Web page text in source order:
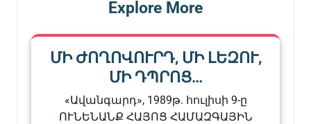
Explore More
ՄԻ ԺՈՂՈՎՈՒՐԴ, ՄԻ ԼԵԶՈՒ,
ՄԻ ԴՊՐՈՑ…
«Ավանգարդ», 1989թ. հուլիսի 9-ը
ՈՒՆԵՆԱՆՔ ՀԱՅՈՑ ՀԱՄԱԶԳԱՅԻՆ